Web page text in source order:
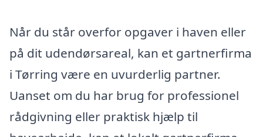
Når du står overfor opgaver i haven eller
på dit udendørsareal, kan et gartnerfirma
i Tørring være en uvurderlig partner.
Uanset om du har brug for professionel
rådgivning eller praktisk hjælp til